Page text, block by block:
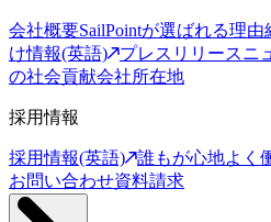
会社概要SailPointが選ばれる理由
け情報(英語)
プレスリリースニ
の社会貢献会社所在地
採用情報
採用情報(英語)
誰もが心地よく
お問い合わせ資料請求